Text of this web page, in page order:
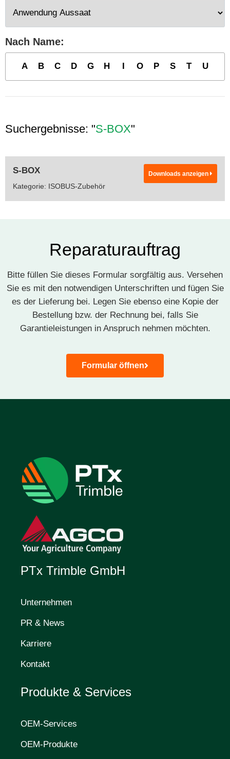
Nach Name:
A B C D G H O P S T U
Suchergebnisse: "S-BOX"
S-BOX Downloads anzeigen
Kategorie: ISOBUS-Zubehör
Reparaturauftrag​
Bitte füllen Sie dieses Formular sorgfältig aus. Versehen
Sie es mit den notwendigen Unterschriften und fügen Sie
es der Lieferung bei. Legen Sie ebenso eine Kopie der
Bestellung bzw. der Rechnung bei, falls Sie
Garantieleistungen in Anspruch nehmen möchten.
Formular öffnen
PTx Trimble GmbH
Unternehmen
PR & News
Karriere
Kontakt
Produkte & Services
OEM-Services
OEM-Produkte